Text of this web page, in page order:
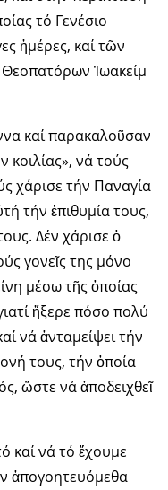
τό Γενέσιο
ἡμέρες, καί τῶν
Ἰωακείμ
καί παρακαλοῦσαν
κοιλίας», νά τούς
χάρισε τήν Παναγία
τήν ἐπιθυμία τους,
Δέν χά­ρισε ὁ
γονεῖς της μόνο
μέσω τῆς ὁποίας
ἤξερε πόσο πολύ
νά ἀνταμείψει τήν
τους, τήν ὁποία
ὥστε νά ἀποδειχθεῖ
καί νά τό ἔχουμε
ἀπογοητευόμεθα